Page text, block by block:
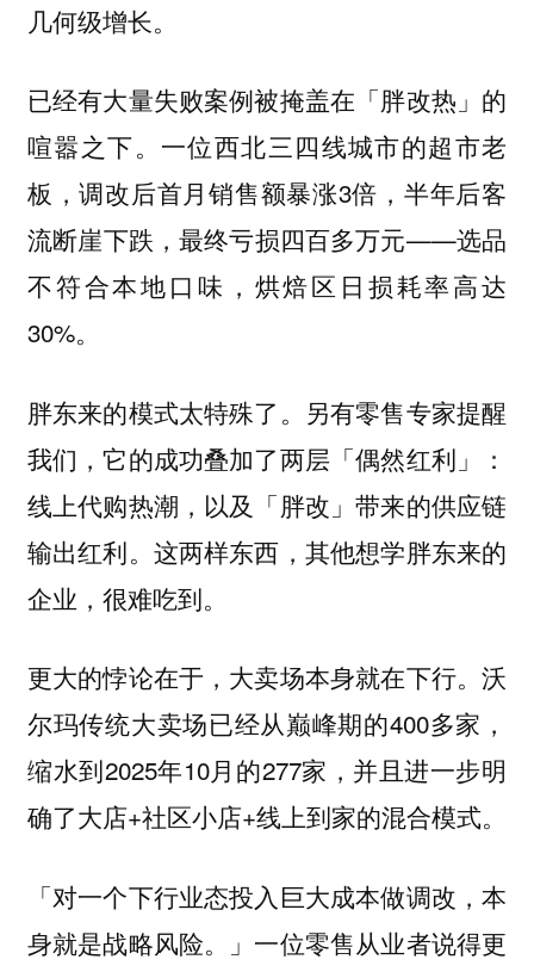
几何级增长。
已经有大量失败案例被掩盖在「胖改热」的
喧嚣之下。一位西北三四线城市的超市老
板，调改后首月销售额暴涨3倍，半年后客
流断崖下跌，最终亏损四百多万元——选品
不符合本地口味，烘焙区日损耗率高达
30%。
胖东来的模式太特殊了。另有零售专家提醒
我们，它的成功叠加了两层「偶然红利」：
线上代购热潮，以及「胖改」带来的供应链
输出红利。这两样东西，其他想学胖东来的
企业，很难吃到。
更大的悖论在于，大卖场本身就在下行。沃
尔玛传统大卖场已经从巅峰期的400多家，
缩水到2025年10月的277家，并且进一步明
确了大店+社区小店+线上到家的混合模式。
「对一个下行业态投入巨大成本做调改，本
身就是战略风险。」一位零售从业者说得更